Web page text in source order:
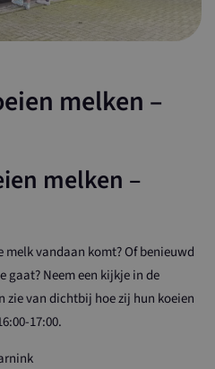
melken –
melken –
vandaan komt? Of benieuwd
gaat? Neem een kijkje in de
zie van dichtbij hoe zij hun koeien
17:00.